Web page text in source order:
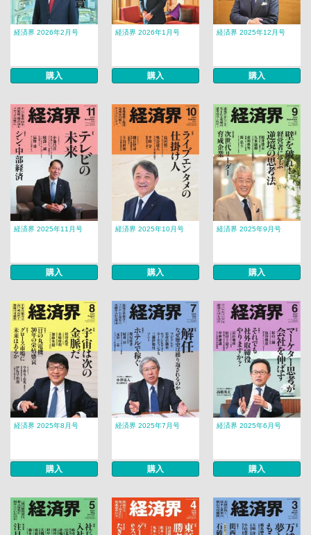
経済界 2026年2月号
購入
経済界 2026年1月号
購入
経済界 2025年12月号
購入
経済界 2025年11月号
購入
経済界 2025年10月号
購入
経済界 2025年9月号
購入
経済界 2025年8月号
購入
経済界 2025年7月号
購入
経済界 2025年6月号
購入